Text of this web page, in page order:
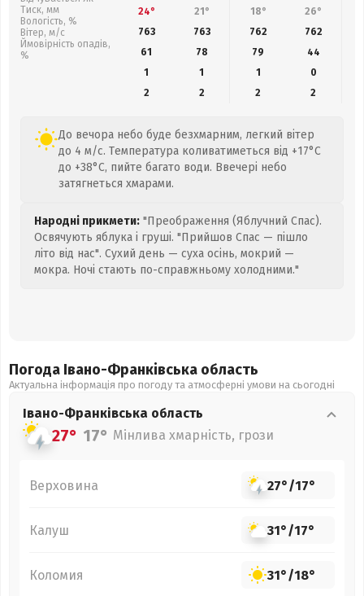
Тиск, мм
Вологість, %
Вітер, м/с
Ймовірність опадів,
%
24° 21° 18° 26°
763
763 762 762
61
78 79 44
1
1 1
0
2
2 2 2
До вечора небо буде безхмарним, легкий вітер
до 4 м/с. Температура коливатиметься від +17°C
до +38°C, пийте багато води. Ввечері небо
затягнеться хмарами.
Народні прикмети: "Преображення (Яблучний Спас).
Освячують яблука і груші. "Прийшов Спас — пішло
літо від нас". Сухий день — суха осінь, мокрий —
мокра. Ночі стають по-справжньому холодними."
Погода Івано-Франківська область
Актуальна інформація про погоду та атмосферні умови на сьогодні
Івано-Франківська область
27° 17° Мінлива хмарність, грози
Верховина 27°/17°
Калуш 31°/17°
Коломия 31°/18°